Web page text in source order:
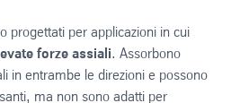
progettati per applicazioni in cui
forze assiali. Assorbono
in entrambe le direzioni e possono
ma non sono adatti per